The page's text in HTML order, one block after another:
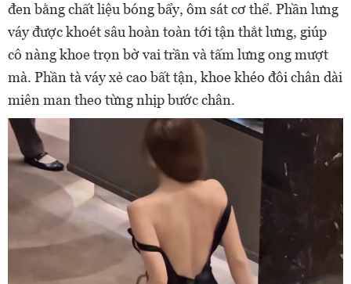
đen bằng chất liệu bóng bẩy, ôm sát cơ thể. Phần lưng
váy được khoét sâu hoàn toàn tới tận thắt lưng, giúp
cô nàng khoe trọn bờ vai trần và tấm lưng ong mượt
mà. Phần tà váy xẻ cao bất tận, khoe khéo đôi chân dài
miên man theo từng nhịp bước chân.